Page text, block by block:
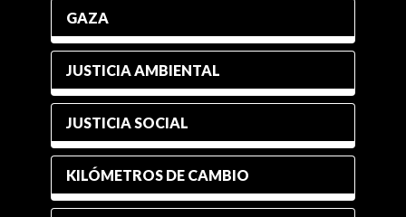
GAZA
JUSTICIA AMBIENTAL
JUSTICIA SOCIAL
KILÓMETROS DE CAMBIO